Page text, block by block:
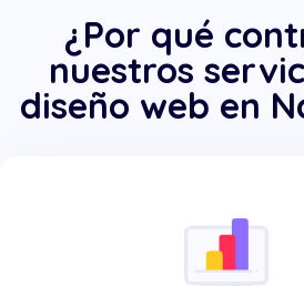
¿Por qué
nuestros
diseño web en